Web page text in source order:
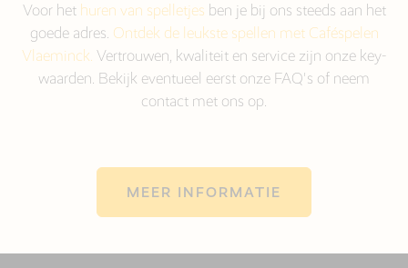
Voor het huren van spelletjes ben je bij ons steeds aan het
goede adres. Ontdek de leukste spellen met Caféspelen
Vlaeminck. Vertrouwen, kwaliteit en service zijn onze key-
waarden. Bekijk eventueel eerst onze FAQ's of neem
contact met ons op.
MEER INFORMATIE